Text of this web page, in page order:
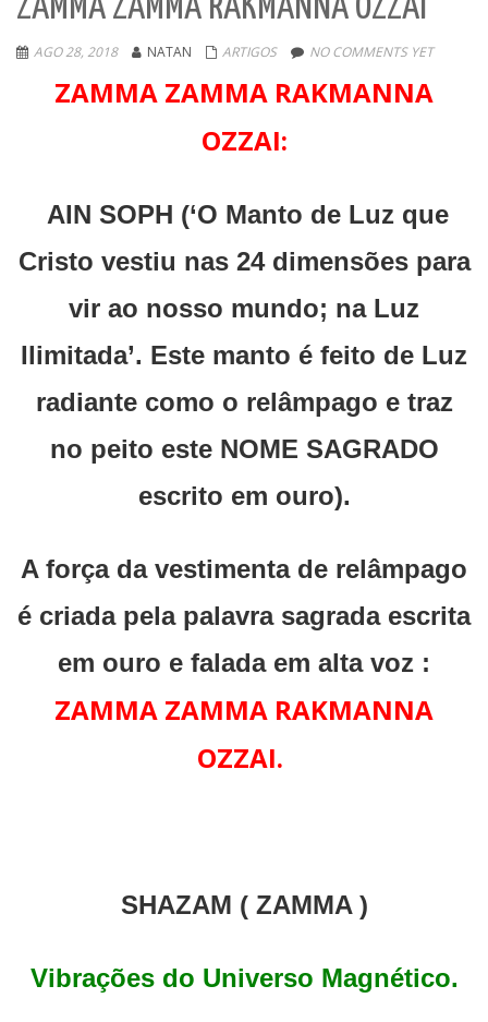
ZAMMA ZAMMA RAKMANNA OZZAI
AGO 28, 2018 NATAN ARTIGOS NO COMMENTS YET
ZAMMA ZAMMA RAKMANNA
OZZAI:
AIN SOPH (‘O Manto de Luz que
Cristo vestiu nas 24 dimensões para
vir ao nosso mundo; na Luz
Ilimitada’. Este manto é feito de Luz
radiante como o relâmpago e traz
no peito este NOME SAGRADO
escrito em ouro).
A força da vestimenta de relâmpago
é criada pela palavra sagrada escrita
em ouro e falada em alta voz :
ZAMMA ZAMMA RAKMANNA
OZZAI.
SHAZAM ( ZAMMA )
Vibrações do Universo Magnético.